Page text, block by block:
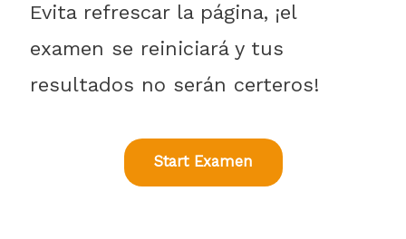
Evita refrescar la página, ¡el
examen se reiniciará y tus
resultados no serán certeros!